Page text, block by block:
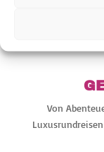
Von